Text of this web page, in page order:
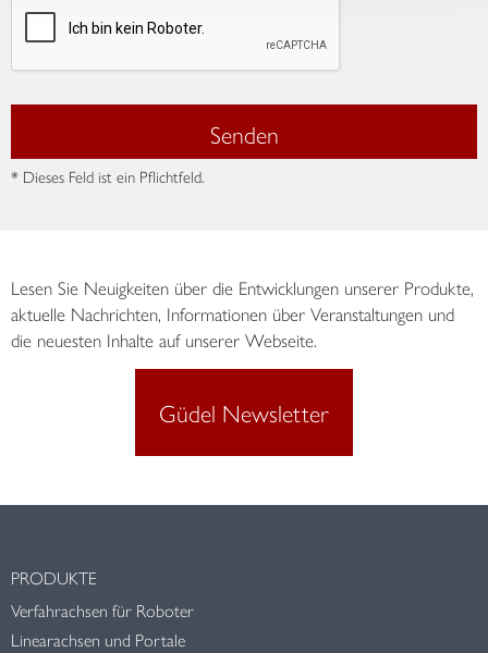
Senden
* Dieses Feld ist ein Pflichtfeld.
Lesen Sie Neuigkeiten über die Entwicklungen unserer Produkte,
aktuelle Nachrichten, Informationen über Veranstaltungen und
die neuesten Inhalte auf unserer Webseite.
Güdel Newsletter
PRODUKTE
Verfahrachsen für Roboter
Linearachsen und Portale